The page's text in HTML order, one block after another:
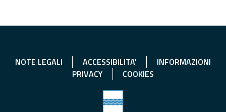
NOTE LEGALI ACCESSIBILITA'
INFORMAZIONI
PRIVACY
COOKIES